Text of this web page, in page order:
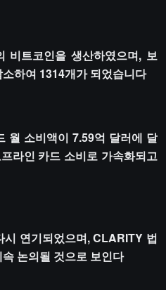
비트코인을 생산하였으며, 보
하여 1314개가 되었습니다
월 소비액이 7.59억 달러에 달
라인 카드 소비로 가속화되고
시 연기되었으며, CLARITY 법
논의될 것으로 보인다